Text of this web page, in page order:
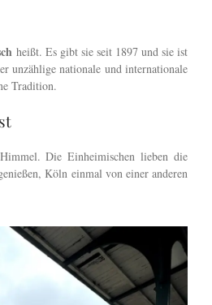
heißt. Es gibt sie seit 1897 und sie ist
unzählige nationale und internationale
Tradition.
Die Einheimischen lieben die
Köln einmal von einer anderen